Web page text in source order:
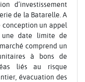
d’investissement
de la Batarelle. A
conception un appel
une date limite de
comprend un
à bons de
liés au risque
évacuation des